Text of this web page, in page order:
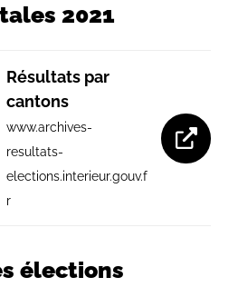
2021
Résultats par
cantons
www.archives-
resultats-
elections.interieur.gouv.f
r
élections